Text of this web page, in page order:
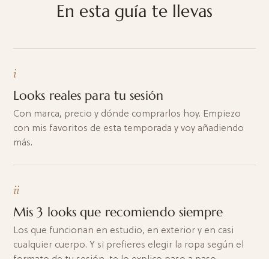
En esta guía te llevas
i
Looks reales para tu sesión
Con marca, precio y dónde comprarlos hoy. Empiezo
con mis favoritos de esta temporada y voy añadiendo
más.
ii
Mis 3 looks que recomiendo siempre
Los que funcionan en estudio, en exterior y en casi
cualquier cuerpo. Y si prefieres elegir la ropa según el